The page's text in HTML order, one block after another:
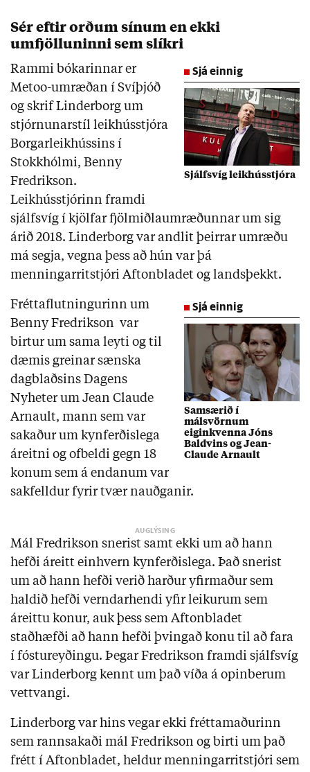
Sér eftir orðum sínum en ekki
umfjölluninni sem slíkri
Sjá einnig
Sjálfsvíg leikhússtjóra
Rammi bókarinnar er
Metoo-umræðan í Svíþjóð
og skrif Linderborg um
stjórnunarstíl leikhússtjóra
Borgarleikhússins í
Stokkhólmi, Benny
Fredrikson.
Leikhússtjórinn framdi
sjálfsvíg í kjölfar fjölmiðlaumræðunnar um sig
árið 2018. Linderborg var andlit þeirrar umræðu
má segja, vegna þess að hún var þá
menningarritstjóri Aftonbladet og landsþekkt.
Sjá einnig
Samsærið í
málsvörnum
eiginkvenna Jóns
Baldvins og Jean-
Claude Arnault
Fréttaflutningurinn um
Benny Fredrikson var
birtur um sama leyti og til
dæmis greinar sænska
dagblaðsins Dagens
Nyheter um Jean Claude
Arnault, mann sem var
sakaður um kynferðislega
áreitni og ofbeldi gegn 18
konum sem á endanum var
sakfelldur fyrir tvær nauðganir.
Mál Fredrikson snerist samt ekki um að hann
hefði áreitt einhvern kynferðislega. Það snerist
um að hann hefði verið harður yfirmaður sem
haldið hefði verndarhendi yfir leikurum sem
áreittu konur, auk þess sem Aftonbladet
staðhæfði að hann hefði þvingað konu til að fara
í fóstureyðingu. Þegar Fredrikson framdi sjálfsvíg
var Linderborg kennt um það víða á opinberum
vettvangi.
Linderborg var hins vegar ekki fréttamaðurinn
sem rannsakaði mál Fredrikson og birti um það
frétt í Aftonbladet, heldur menningarritstjóri sem